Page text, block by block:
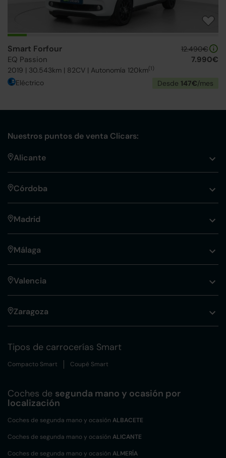
Smart Forfour
EQ Passion
2019 | 30.543km | 82CV | Autonomía 120km(1)
12.490€
7.990€
Eléctrico Desde 147€/mes
Nuestros puntos de venta Clicars:
Alicante
Córdoba
Madrid
Málaga
Valencia
Zaragoza
Tipos de carrocerías Smart
Compacto Smart Coupé Smart
Coches de segunda mano y ocasión por
localización
Coches de segunda mano y ocasión ALBACETE
Coches de segunda mano y ocasión ALICANTE
Coches de segunda mano y ocasión ALMERÍA